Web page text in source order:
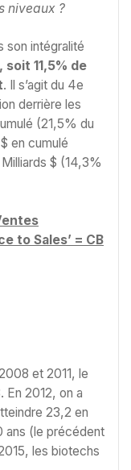
niveaux ?
son intégralité
soit 11,5% de
. Il s’agit du 4e
derrière les
(21,5% du
en cumulé
$ (14,3%
to Sales’ = CB
et 2011, le
En 2012, on a
23,2 en
ans (le précédent
les biotechs